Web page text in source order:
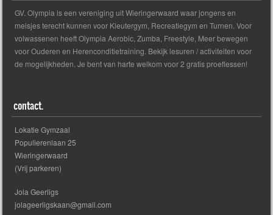
Wij starten vanavond echt om 18:00 uur en
...See more
1
8 years ago
Gisteravond weer een mooie route gelopen,
ook langs de Watertoren van
Wieringerwaard en een deel over de dijk.
Veel lopers nemen vandaag een dagje rust.
GV. Olympia is een vereniging uit Wieringerwaard waar jongens en
meisjes terecht kunnen voor Kleutergym, Recreatiegym en Turnen. Voor
volwassenen heeft Olympia Aerobic, Zumba, Freestyle, Meer bewegen
voor Ouderen en Herenconditietraining. Bekijk lesuren / activiteiten voor
de mogelijkheden. Je bent van harte welkom voor 2 gratis proeflessen!
contact.
Lokatie Gymzaal
Populierenlaan 25
Wieringerwaard
(Vrij parkeren)
Jola Geerligs
jolageerligskaan@gmail.com